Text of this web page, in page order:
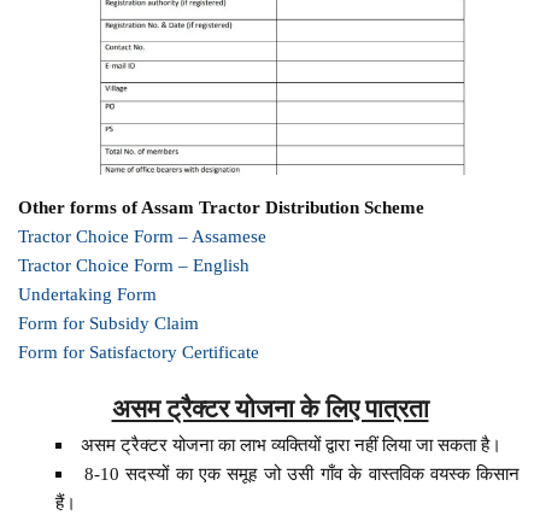
Other forms of Assam Tractor Distribution Scheme
Tractor Choice Form – Assamese
Tractor Choice Form – English
Undertaking Form
Form for Subsidy Claim
Form for Satisfactory Certificate
असम ट्रैक्टर योजना के लिए पात्रता
असम ट्रैक्टर योजना का लाभ व्यक्तियों द्वारा नहीं लिया जा सकता है।
8-10 सदस्यों का एक समूह जो उसी गाँव के वास्तविक वयस्क किसान
हैं।